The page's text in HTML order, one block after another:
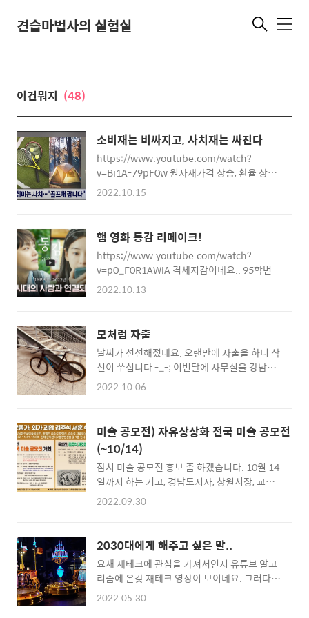
견습마법사의 실험실 메
이건뭐지 (48)
소비재는 비싸지고, 사치재는 싸진다
https://www.youtube.com/watch?
v=Bi1A-79pF0w 원자재가격 상승, 환율 상승
으로 인플레이션이 오고 있습니다. 그런데 통상
수재화의 가격은 비싸지고, 사치재는 싸지고 있
습니다. 말 그대로 생존이 우선인 세상이 오고
있습니다. 자.. 그러면... 요즘 제 최대 화두인
집. 집은 과연 필수재일까요 사치재일까요. 사
람이 살아가려면 당연히 집이 필요하니 필수재
치재에는 투기수요가 들어가기 마련입니다. 투
기 수요가 들어가서 최근 2~3년 사이 가격이 급
등한 지역의 아파트들은 현재 급락 상황이고..
학교, 직장..
2022.10.15
햄 영화 동감 리메이크!
https://www.youtube.com/watch?
v=p0_F0R1AWiA 격세지감이네요.. 95학번이
과거의 인물로 소개되는 세상에 살고 있구나 ...
저에겐 아직 익숙합니다.
https://www.youtube.com/watch?
v=mb1vng6Df_s
2022.10.13
모처럼 자출
날씨가 선선해졌네요. 오랜만에 자출을 하니 삭
신이 쑤십니다 -_-; 이번달에 사무실을 강남으
로 옮기게 되었는데, 강남으로 이사를 가면 더
이 가능할까... 음... 그 인파와 차를 떠올려보면
가능해보이지 않네요. 강남역 주변에 자전거 전
용 도로가 있다면 모를까... 대충 경로를 뽑아보
니 ... 안...안되겠습니다 ㅜㅜ
2022.10.06
미술 공모전) 자유상상화 전국 미술 공모전
(~10/14)
잠시 미술 공모전 홍보 좀 하겠습니다. 10월 14
일까지 하는 거고, 경남도지사, 창원시장, 교육
감 상 등이 여럿 있어서 입시에도 도움이 되리라
괴암 김주석 기념사업회 2. 후 원:경상남도･경
상남도교육청‧창원시특례시, 창원시교육지원
청 3. 출품자격:전국 유치원･중･고･대학생･일
반인 4. 주 제 : 자유상상화(주제 및 재료는 자유
이며 별첨 제작 유의점 참조 자유상상화의 형식
2022.09.30
2030대에게 해주고 싶은 말..
요새 재테크에 관심을 가져서인지 유튜브 알고
리즘에 온갖 재테크 영상이 보이네요. 그러다가
오늘 발견한 영상 2030 정신차려라 어쩌구 하
2022.05.30